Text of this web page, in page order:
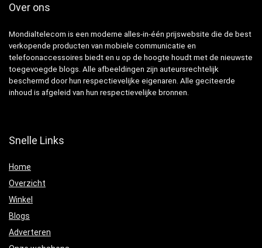
Over ons
Mondialtelecom is een moderne alles-in-één prijswebsite die de best
verkopende producten van mobiele communicatie en
telefoonaccessoires biedt en u op de hoogte houdt met de nieuwste
toegevoegde blogs. Alle afbeeldingen zijn auteursrechtelijk
beschermd door hun respectievelijke eigenaren. Alle geciteerde
inhoud is afgeleid van hun respectievelijke bronnen.
Snelle Links
Home
Overzicht
Winkel
Blogs
Adverteren